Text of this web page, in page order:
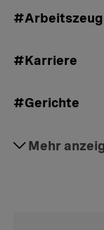
#Karriere
#Gerichte
Mehr